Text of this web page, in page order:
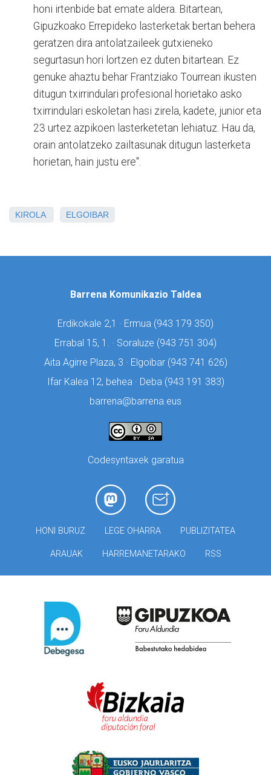
honi irtenbide bat emate aldera. Bitartean,
Gipuzkoako Errepideko lasterketak bertan behera
geratzen dira antolatzaileek gutxieneko
segurtasun hori lortzen ez duten bitartean. Ez
genuke ahaztu behar Frantziako Tourrean ikusten
ditugun txirrindulari profesional horietako asko
txirrindulari eskoletan hasi zirela, kadete, junior eta
23 urtez azpikoen lasterketetan lehiatuz. Hau da,
orain antolatzeko zailtasunak ditugun lasterketa
horietan, hain justu ere".
KIROLA ELGOIBAR
Barrena Komunikazio Taldea
Erdikokale 2,1 · Ermua (943 179 350)
Errabal 15, 1. · Soraluze (943 751 304)
Aita Agirre Plaza, 3 · Elgoibar (943 741 626)
Ifar Kalea 12, behea · Deba (943 191 383)
barrena@barrena.eus
Codesyntaxek garatua
HONI BURUZ LEGE OHARRA PUBLIZITATEA
ARAUAK HARREMANETARAKO RSS